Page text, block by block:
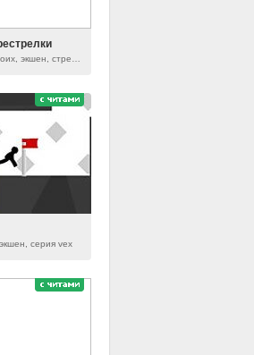
экшен, стрелялки, драки
серия vex